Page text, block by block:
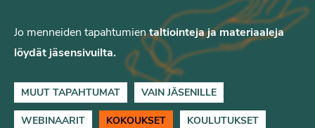
Jo menneiden tapahtumientaltiointeja ja materiaaleja
löydät jäsensivuilta.
MUUT TAPAHTUMAT VAIN JÄSENILLE
WEBINAARIT KOKOUKSET KOULUTUKSET